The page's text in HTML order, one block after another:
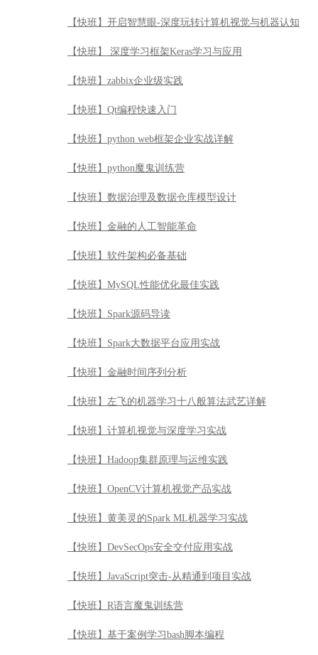
【快班】开启智慧眼-深度玩转计算机视觉与机器认知
【快班】 深度学习框架Keras学习与应用
【快班】zabbix企业级实践
【快班】Qt编程快速入门
【快班】python web框架企业实战详解
【快班】python魔鬼训练营
【快班】数据治理及数据仓库模型设计
【快班】金融的人工智能革命
【快班】软件架构必备基础
【快班】MySQL性能优化最佳实践
【快班】Spark源码导读
【快班】Spark大数据平台应用实战
【快班】金融时间序列分析
【快班】左飞的机器学习十八般算法武艺详解
【快班】计算机视觉与深度学习实战
【快班】Hadoop集群原理与运维实践
【快班】OpenCV计算机视觉产品实战
【快班】黄美灵的Spark ML机器学习实战
【快班】DevSecOps安全交付应用实战
【快班】JavaScript突击-从精通到项目实战
【快班】R语言魔鬼训练营
【快班】基于案例学习bash脚本编程